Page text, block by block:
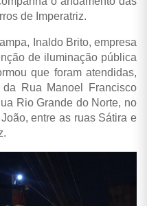
de Imperatriz.
Inaldo Brito, empresa
de iluminação pública
que foram atendidas,
Rua Manoel Francisco
Rio Grande do Norte, no
entre as ruas Sátira e